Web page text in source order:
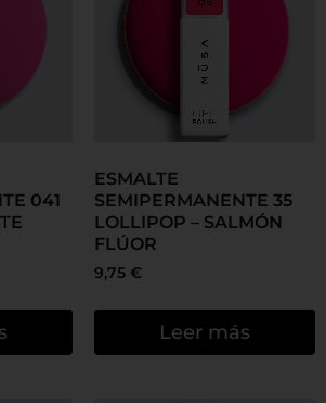
041
ESMALTE
SEMIPERMANENTE 35
LOLLIPOP – SALMÓN
FLÚOR
9,75 €
Leer más